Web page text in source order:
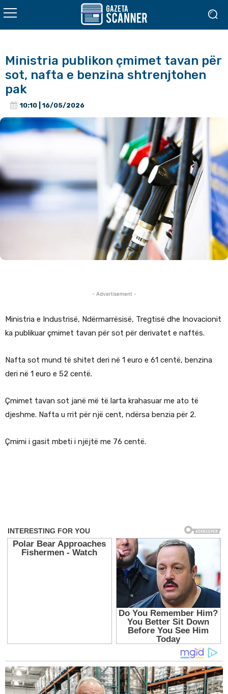
Ministria publikon çmimet tavan për
sot, nafta e benzina shtrenjtohen
pak
10:10 | 16/05/2026
- Advertisement -
Ministria e Industrisë, Ndërmarrësisë, Tregtisë dhe Inovacionit
ka publikuar çmimet tavan për sot për derivatet e naftës.
Nafta sot mund të shitet deri në 1 euro e 61 centë, benzina
deri në 1 euro e 52 centë.
Çmimet tavan sot janë më të larta krahasuar me ato të
djeshme. Nafta u rrit për një cent, ndërsa benzia për 2.
Çmimi i gasit mbeti i njëjtë me 76 centë.